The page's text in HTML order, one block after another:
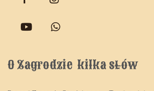
O Zagrodzie  kilka słów